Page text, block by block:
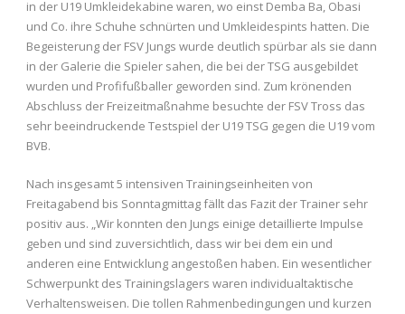
in der U19 Umkleidekabine waren, wo einst Demba Ba, Obasi
und Co. ihre Schuhe schnürten und Umkleidespints hatten. Die
Begeisterung der FSV Jungs wurde deutlich spürbar als sie dann
in der Galerie die Spieler sahen, die bei der TSG ausgebildet
wurden und Profifußballer geworden sind. Zum krönenden
Abschluss der Freizeitmaßnahme besuchte der FSV Tross das
sehr beeindruckende Testspiel der U19 TSG gegen die U19 vom
BVB.
Nach insgesamt 5 intensiven Trainingseinheiten von
Freitagabend bis Sonntagmittag fällt das Fazit der Trainer sehr
positiv aus. „Wir konnten den Jungs einige detaillierte Impulse
geben und sind zuversichtlich, dass wir bei dem ein und
anderen eine Entwicklung angestoßen haben. Ein wesentlicher
Schwerpunkt des Trainingslagers waren individualtaktische
Verhaltensweisen. Die tollen Rahmenbedingungen und kurzen